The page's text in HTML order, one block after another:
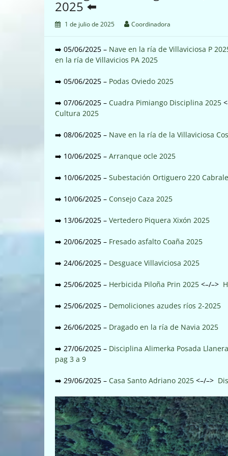
2025 ⬅️
1 de julio de 2025 Coordinadora
➡️ 05/06/2025 – Nave en la ría de Villaviciosa P
en la ría de Villavicios PA 2025
➡️ 05/06/2025 – Podas Oviedo 2025
➡️ 07/06/2025 – Cuadra Pimiango Disciplina 2025
Cultura 2025
➡️ 08/06/2025 – Nave en la ría de la Villaviciosa
➡️ 10/06/2025 – Arranque ocle 2025
➡️ 10/06/2025 – Subestación Ortiguero 220
➡️ 10/06/2025 – Consejo Caza 2025
➡️ 13/06/2025 – Vertedero Piquera Xixón 2025
➡️ 20/06/2025 – Fresado asfalto Coaña 2025
➡️ 24/06/2025 – Desguace Villaviciosa 2025
➡️ 25/06/2025 – Herbicida Piloña Prin 2025 <–/–>
➡️ 25/06/2025 – Demoliciones azudes ríos 2-2025
➡️ 26/06/2025 – Dragado en la ría de Navia 2025
➡️ 27/06/2025 – Disciplina Alimerka Posada
pag 3 a 9
➡️ 29/06/2025 – Casa Santo Adriano 2025 <–/–>